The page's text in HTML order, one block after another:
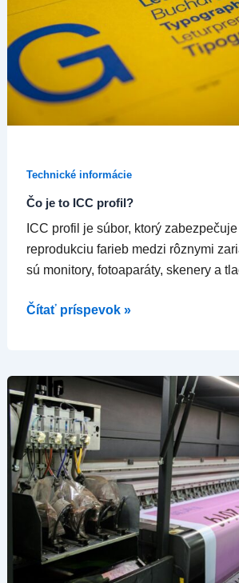
Technické informácie
Čo je to ICC profil?
ICC profil je súbor, ktorý
reprodukciu farieb medzi rôznymi
sú monitory, fotoaparáty, skenery a
Čítať príspevok »
CTP
–
Computer
To
Plate